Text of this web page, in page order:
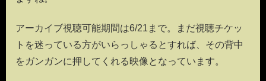
アーカイブ視聴可能期間は6/21まで。まだ視聴チケッ
トを迷っている方がいらっしゃるとすれば、その背中
をガンガンに押してくれる映像となっています。